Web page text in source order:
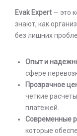
Evak Expert — это
знают, как
без лишних
Опыт и
сфере
Прозрачное
четкие
платежей.
Современные
которые